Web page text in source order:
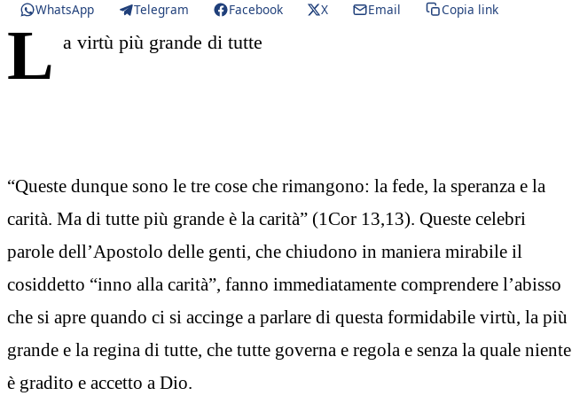
WhatsApp Telegram Facebook X Email Copia link
L a virtù più grande di tutte
“Queste dunque sono le tre cose che rimangono: la fede, la speranza e la
carità. Ma di tutte più grande è la carità” (1Cor 13,13). Queste celebri
parole dell’Apostolo delle genti, che chiudono in maniera mirabile il
cosiddetto “inno alla carità”, fanno immediatamente comprendere l’abisso
che si apre quando ci si accinge a parlare di questa formidabile virtù, la più
grande e la regina di tutte, che tutte governa e regola e senza la quale niente
è gradito e accetto a Dio.